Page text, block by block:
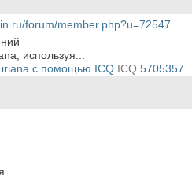
forum/member.php?u=72547
используя...
ICQ 5705357